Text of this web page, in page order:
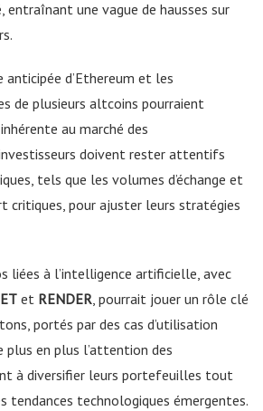
entraînant une vague de hausses sur
anticipée d’Ethereum et les
de plusieurs altcoins pourraient
au marché des
doivent rester attentifs
tels que les volumes d’échange et
critiques, pour ajuster leurs stratégies
liées à l’intelligence artificielle, avec
et RENDER, pourrait jouer un rôle clé
portés par des cas d’utilisation
en plus l’attention des
à diversifier leurs portefeuilles tout
tendances technologiques émergentes.